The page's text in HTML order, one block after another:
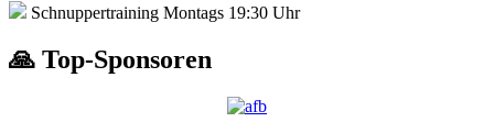
Schnuppertraining Montags 19:30 Uhr
🙏 Top-Sponsoren